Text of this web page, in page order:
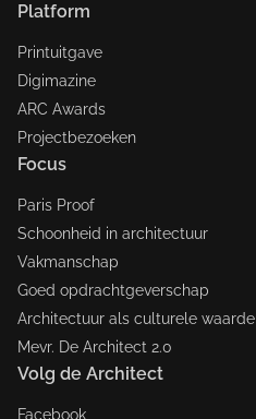
Platform
Printuitgave
Digimazine
ARC Awards
Projectbezoeken
Focus
Paris Proof
Schoonheid in architectuur
Vakmanschap
Goed opdrachtgeverschap
Architectuur als culturele waarde
Mevr. De Architect 2.0
Volg de Architect
Facebook